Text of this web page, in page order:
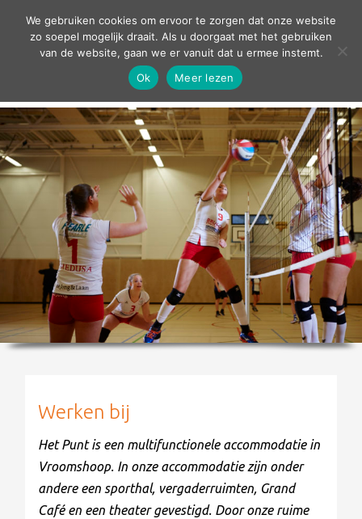
contact
home
agenda
theater
sport
grand café
zakelijk
over ons
Werken bij
Het Punt is een multifunctionele accommodatie in
Vroomshoop. In onze accommodatie zijn onder
andere een sporthal, vergaderruimten, Grand
Café en een theater gevestigd. Door onze ruime
We gebruiken cookies om ervoor te zorgen dat onze website
zo soepel mogelijk draait. Als u doorgaat met het gebruiken
van de website, gaan we er vanuit dat u ermee instemt.
Ok
Meer lezen